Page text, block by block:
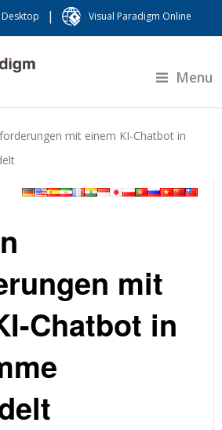
| Visual Paradigm Online
Menu
mit einem KI-Chatbot in
mit
Chatbot in